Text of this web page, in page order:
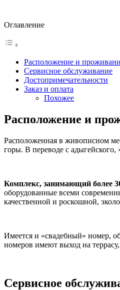
Оглавление
Расположение и
Сервисное обслуживание
Достопримечательности
Заказ и оплата
Похожее
Расположение и
Расположенная в живописном
горы. В переводе с адыгейского,
Комплекс, занимающий более
оборудованные всеми
качественной и роскошной,
Имеется и «свадебный» номер,
номеров имеют выход на
Сервисное